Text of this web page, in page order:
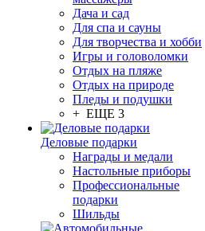
Дача и сад
Для спа и сауны
Для творчества и хобби
Игры и головоломки
Отдых на пляже
Отдых на природе
Пледы и подушки
+ ЕЩЕ 3
Деловые подарки
Награды и медали
Настольные приборы
Профессиональные
подарки
Шильды